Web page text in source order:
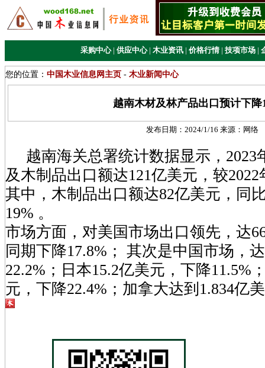
采购中心 | 供应中心 | 木业资讯 | 价格行情 | 技项市场 |
您的位置： 中国木业信息网主页 - 木业新闻中心
越南木材及林产品出口预计下降
发布日期：2024/1/16 来源： 网络
越南海关总署统计数据显示，2023
及木制品出口额达121亿美元，较
其中，木制品出口额达82亿美元，同
19% 。
市场方面，对美国市场出口领先，达
同期下降17.8%； 其次是中国市场，
22.2%；日本15.2亿美元，下降11.5%
元，下降22.4%；加拿大达到1.834亿